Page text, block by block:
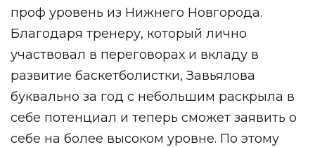
проф уровень из Нижнего Новгорода.
Благодаря тренеру, который лично
участвовал в переговорах и вкладу в
развитие баскетболистки, Завьялова
буквально за год с небольшим раскрыла в
себе потенциал и теперь сможет заявить о
себе на более высоком уровне. По этому